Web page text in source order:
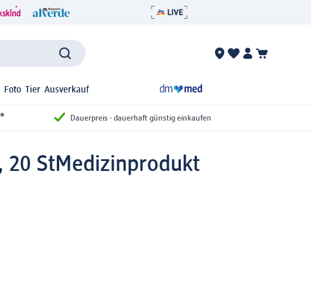
Foto Tier Ausverkauf
* Dauerpreis - dauerhaft günstig einkaufen
20 StMedizinprodukt